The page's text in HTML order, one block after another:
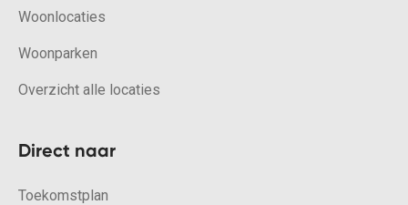
Woonlocaties
Woonparken
Overzicht alle locaties
Direct naar
Toekomstplan